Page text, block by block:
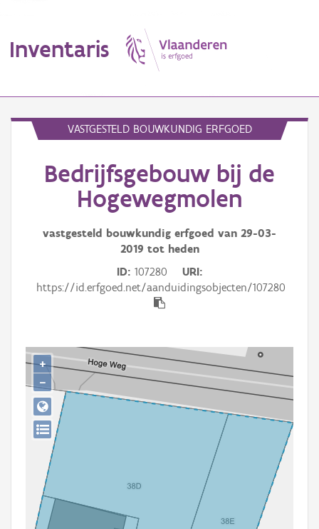
Inventaris
Erfgoedobject
Aanduidingsobject
Waarneming
Gebeurtenis
Downloads
Hergebruik
Aanmelden
VASTGESTELD BOUWKUNDIG ERFGOED
Bedrijfsgebouw bij de
Hogewegmolen
vastgesteld bouwkundig erfgoed van 29-03-
2019 tot heden
ID 107280
URI
https://id.erfgoed.net/aanduidingsobjecten/107280
+
−